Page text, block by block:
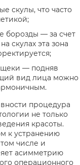
скулы, что часто
борозды — за счет
скулах эта зона
— подняв
вид лица можно
процедура
не только
красоты.
к устранению
числе и
асимметрию
операционного